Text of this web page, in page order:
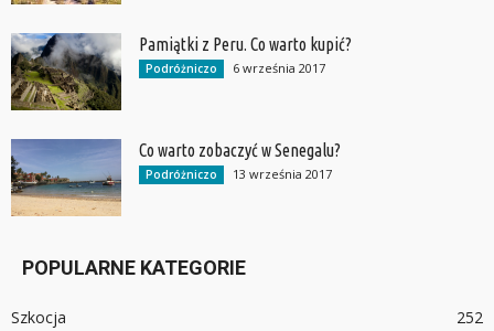
Pamiątki z Peru. Co warto kupić?
Podróżniczo 6 września 2017
Co warto zobaczyć w Senegalu?
Podróżniczo 13 września 2017
POPULARNE KATEGORIE
Szkocja
252